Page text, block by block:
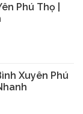
Phú Thọ |
Xuyên Phú